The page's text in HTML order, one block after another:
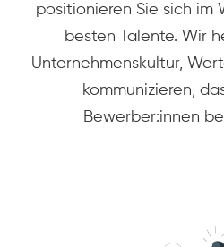
positionieren Sie sich im
besten Talente. Wir
Unternehmenskultur,
kommunizieren,
Bewerber:innen